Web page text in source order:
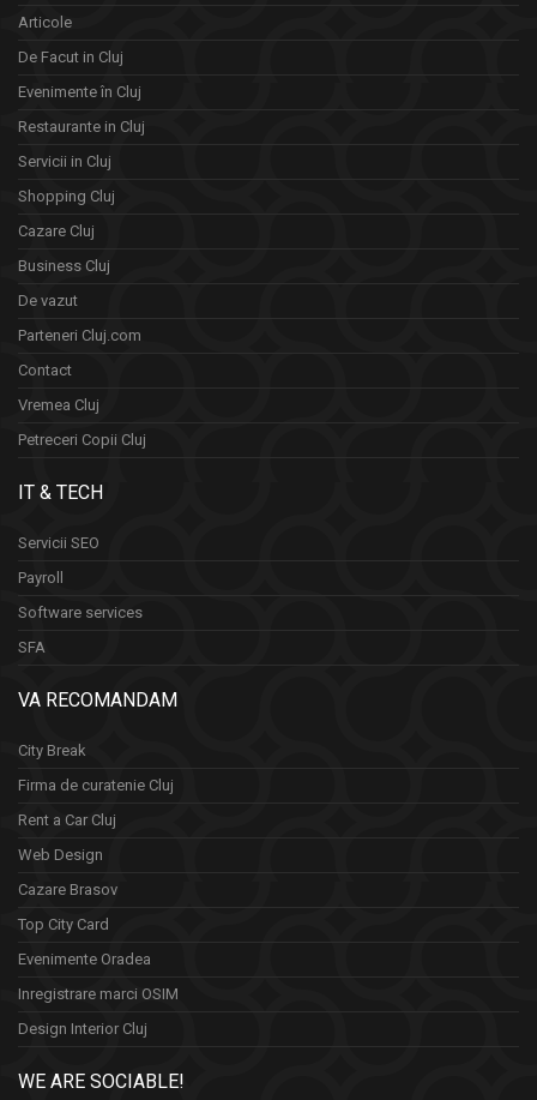
Articole
De Facut in Cluj
Evenimente în Cluj
Restaurante in Cluj
Servicii in Cluj
Shopping Cluj
Cazare Cluj
Business Cluj
De vazut
Parteneri Cluj.com
Contact
Vremea Cluj
Petreceri Copii Cluj
IT & TECH
Servicii SEO
Payroll
Software services
SFA
VA RECOMANDAM
City Break
Firma de curatenie Cluj
Rent a Car Cluj
Web Design
Cazare Brasov
Top City Card
Evenimente Oradea
Inregistrare marci OSIM
Design Interior Cluj
WE ARE SOCIABLE!